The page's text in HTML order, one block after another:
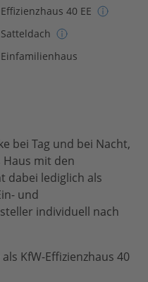
Effizienzhaus 40 EE
Satteldach
Einfamilienhaus
bei Tag und bei Nacht,
Haus mit den
dabei lediglich als
und
individuell nach
KfW-Effizienzhaus 40